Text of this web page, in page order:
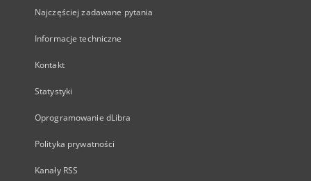
Najczęściej zadawane pytania
Informacje techniczne
Kontakt
Statystyki
Oprogramowanie dLibra
Polityka prywatności
Kanały RSS